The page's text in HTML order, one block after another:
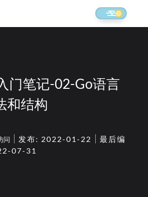
门笔记-02-Go语言
和结构
问 发布: 2022-01-22
最后编
07-31